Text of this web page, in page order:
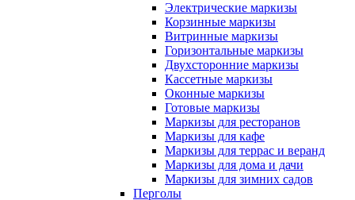
Электрические маркизы
Корзинные маркизы
Витринные маркизы
Горизонтальные маркизы
Двухсторонние маркизы
Кассетные маркизы
Оконные маркизы
Готовые маркизы
Маркизы для ресторанов
Маркизы для кафе
Маркизы для террас и веранд
Маркизы для дома и дачи
Маркизы для зимних садов
Перголы